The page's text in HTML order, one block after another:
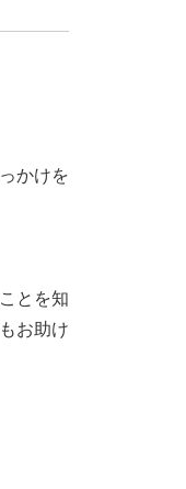
かけを
とを知
お助け